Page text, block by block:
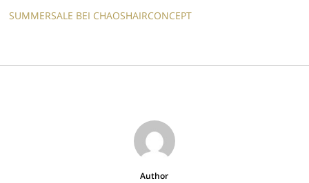
SUMMERSALE BEI CHAOSHAIRCONCEPT
Author